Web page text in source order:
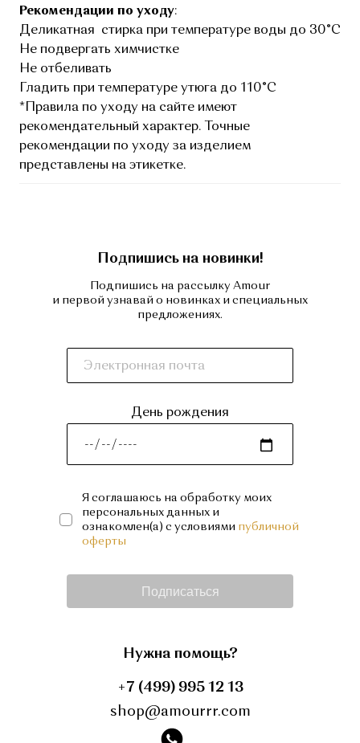
Рекомендации по уходу:
Деликатная стирка при температуре воды до 30°C
Не подвергать химчистке
Не отбеливать
Гладить при температуре утюга до 110°C
*Правила по уходу на сайте имеют
рекомендательный характер. Точные
рекомендации по уходу за изделием
представлены на этикетке.
Подпишись на новинки!
Подпишись на рассылку Amour
и первой узнавай о новинках и специальных
предложениях.
День рождения
Я соглашаюсь на обработку моих
персональных данных и
ознакомлен(а) с условиями публичной
оферты
Подписаться
Нужна помощь?
+7 (499) 995 12 13
shop@amourrr.com
instagram